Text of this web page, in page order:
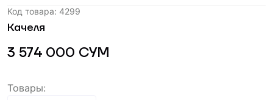
Код товара: 4299
Качеля
3 574 000 СУМ
Товары: